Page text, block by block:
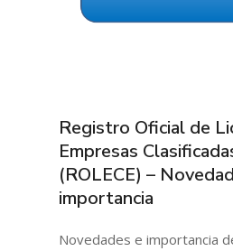
Registro Oficial de
Empresas
(ROLECE) –
importancia
Novedades e importancia